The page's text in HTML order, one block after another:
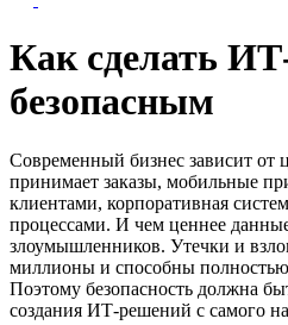
Как сделать
безопасным
Современный бизнес зависит
принимает заказы, мобильные
клиентами, корпоративная
процессами. И чем ценнее
злоумышленников. Утечки и
миллионы и способны полностью
Поэтому безопасность должна
создания ИТ-решений с самого